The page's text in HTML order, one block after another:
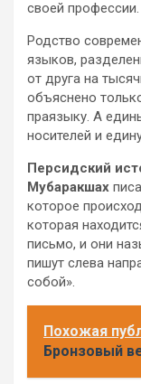
своей профессии.
Родство
языков,
от друга на
объяснено
праязыку. А
носителей и
Персидский
Мубаракшах
которое
которая
письмо, и они
пишут слева
собой».
Похожая
Бронзовый